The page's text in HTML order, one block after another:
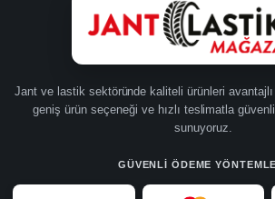
Jant ve lastik sektöründe kaliteli ürünleri
geniş ürün seçeneği ve hızlı teslimatla
sunuyoruz.
GÜVENLI ÖDEME